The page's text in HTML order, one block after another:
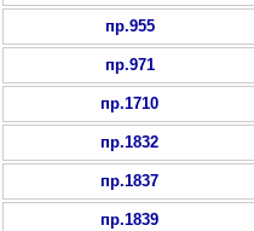
пр.955
пр.971
пр.1710
пр.1832
пр.1837
пр.1839